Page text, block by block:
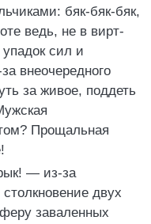
бяк-бяк-бяк,
ведь, не в вирт-
сил и
внеочередного
за живое, поддеть
Прощальная
— из-за
двух
заваленных